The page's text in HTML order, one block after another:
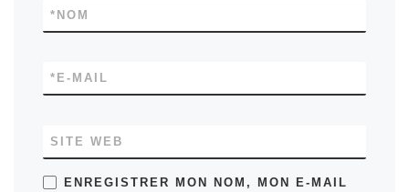
NOM
*
E-MAIL
*
SITE WEB
ENREGISTRER MON NOM, MON E-MAIL